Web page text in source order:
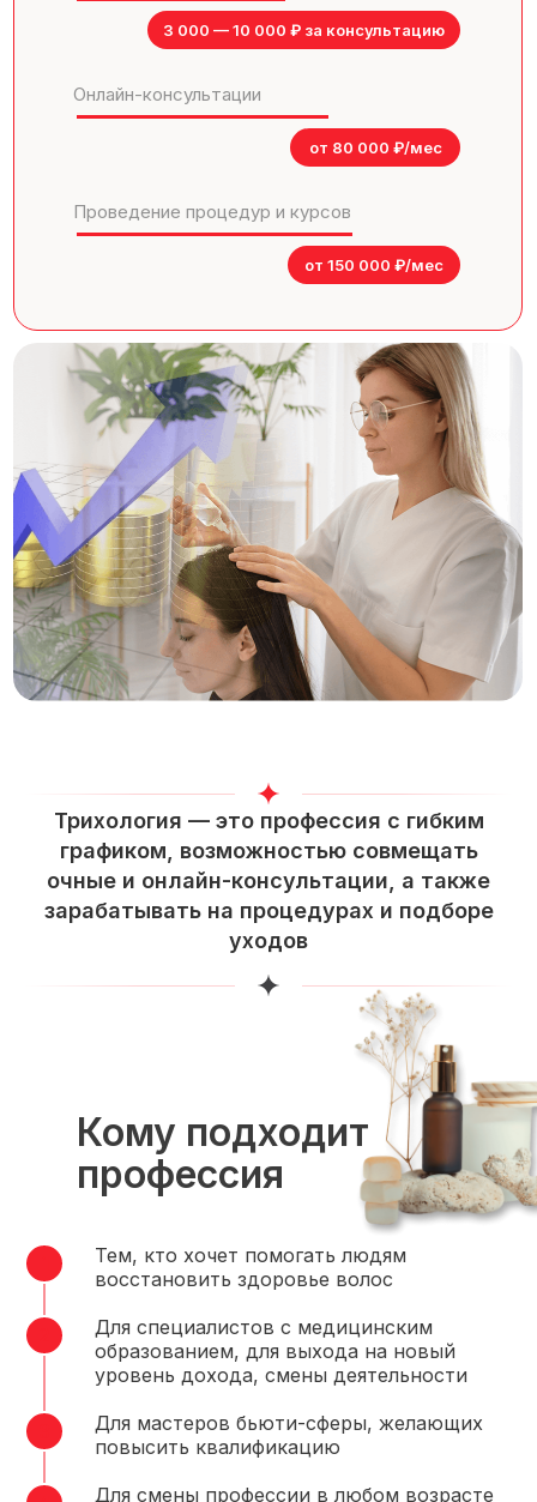
Проведение процедур и курсов
Онлайн-консультации
3 000 — 10 000 ₽ за консультацию
от 150 000 ₽/мес
от 80 000 ₽/мес
Трихология — это профессия с гибким
графиком, возможностью совмещать
очные и онлайн-консультации, а также
зарабатывать на процедурах и подборе
уходов
Кому подходит
профессия
Тем, кто хочет помогать людям
восстановить здоровье волос
Для специалистов с медицинским
образованием, для выхода на новый
уровень дохода, смены деятельности
Для мастеров бьюти-сферы, желающих
повысить квалификацию
Для смены профессии в любом возрасте